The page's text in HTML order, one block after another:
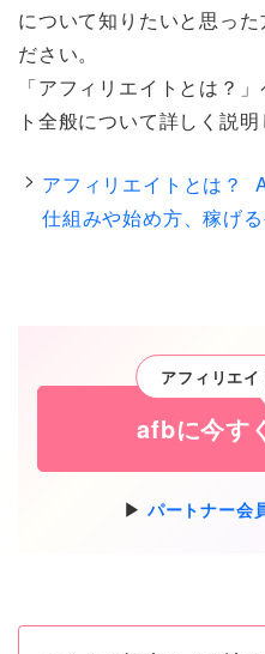
について知りたいと思っ
ださい。
「アフィリエイトとは？
ト全般について詳しく説明
アフィリエイトとは？
仕組みや始め方、稼げ
アフィリエ
afbに今す
パートナー会